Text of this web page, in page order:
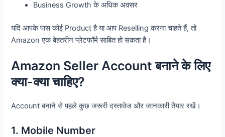
Business Growth के अधिक अवसर
यदि आपके पास कोई Product है या आप Reselling करना चाहते हैं, तो
Amazon एक बेहतरीन प्लेटफॉर्म साबित हो सकता है।
Amazon Seller Account बनाने के लिए
क्या-क्या चाहिए?
Account बनाने से पहले कुछ जरूरी दस्तावेज और जानकारी तैयार रखें।
1. Mobile Number